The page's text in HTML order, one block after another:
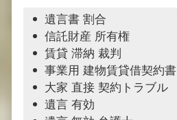
遺言書 割合
信託財産 所有権
賃貸 滞納 裁判
事業用 建物賃貸借契約書
大家 直接 契約トラブル
遺言 有効